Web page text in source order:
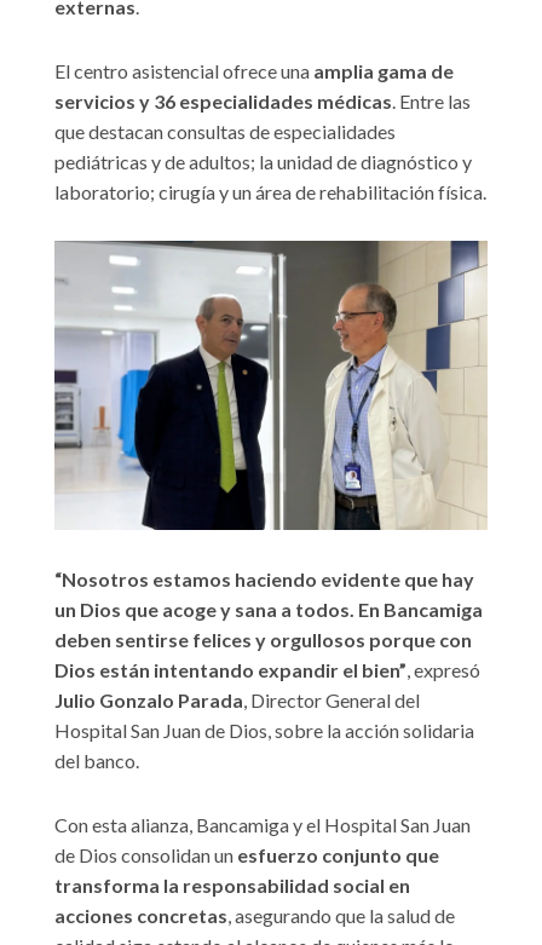
externas.
El centro asistencial ofrece una amplia gama de
servicios y 36 especialidades médicas. Entre las
que destacan consultas de especialidades
pediátricas y de adultos; la unidad de diagnóstico y
laboratorio; cirugía y un área de rehabilitación física.
“Nosotros estamos haciendo evidente que hay
un Dios que acoge y sana a todos. En Bancamiga
deben sentirse felices y orgullosos porque con
Dios están intentando expandir el bien” , expresó
Julio Gonzalo Parada , Director General del
Hospital San Juan de Dios, sobre la acción solidaria
del banco.
Con esta alianza, Bancamiga y el Hospital San Juan
de Dios consolidan un esfuerzo conjunto que
transforma la responsabilidad social en
acciones concretas , asegurando que la salud de